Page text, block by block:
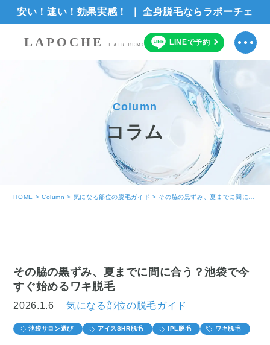
安い！速い！効果実感！ ｜ 全身脱毛ならラポーチェ
LAPOCHE HAIR REMOVAL SALON
LINEで予約
Column
コラム
HOME > Column > 気になる部位の脱毛ガイド > その脇の黒ずみ、夏までに間に合う？池袋で今すぐ始めるワキ脱毛
その脇の黒ずみ、夏までに間に合う？池袋で今
すぐ始めるワキ脱毛
2026.1.6 気になる部位の脱毛ガイド
池袋サロン選び アイスSHR脱毛 IPL脱毛 ワキ脱毛